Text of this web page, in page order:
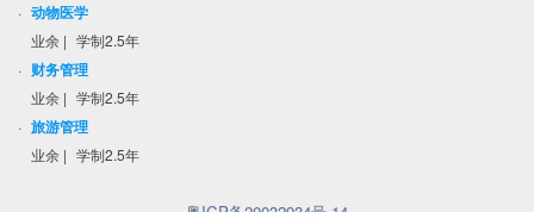
· 动物医学
业余 | 学制2.5年
· 财务管理
业余 | 学制2.5年
· 旅游管理
业余 | 学制2.5年